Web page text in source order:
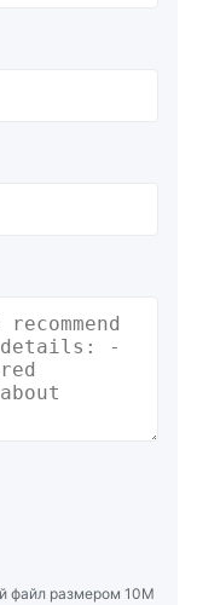
файл размером 10M